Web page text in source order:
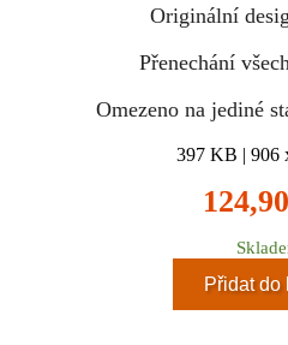
Originální
Přenechání
Omezeno na jediné
397 KB | 906
124,90
Přidat do